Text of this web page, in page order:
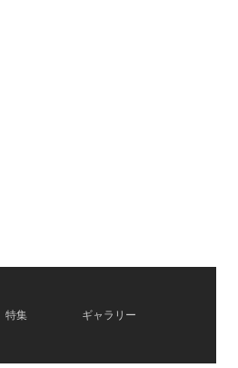
特集 ギャラリー